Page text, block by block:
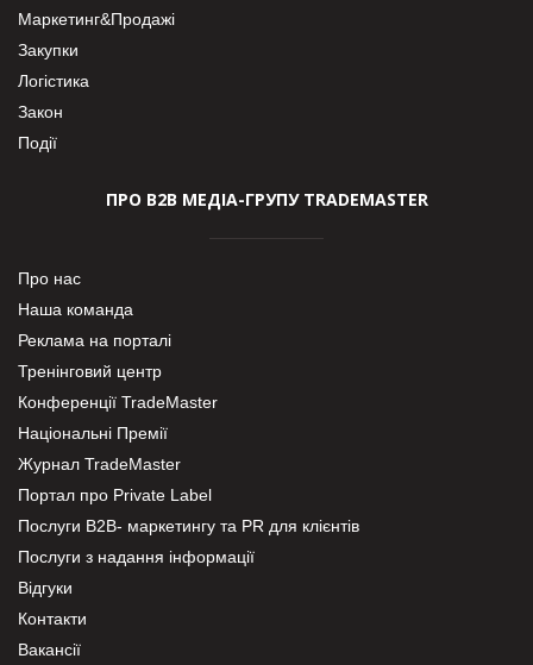
Маркетинг&Продажі
Закупки
Логістика
Закон
Події
ПРО В2В МЕДІА-ГРУПУ TRADEMASTER
Про нас
Наша команда
Реклама на порталі
Тренінговий центр
Конференції TradeMaster
Національні Премії
Журнал TradeMaster
Портал про Private Label
Послуги В2В- маркетингу та PR для клієнтів
Послуги з надання інформації
Відгуки
Контакти
Вакансії